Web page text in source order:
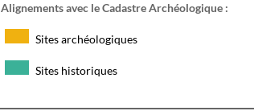
Alignements avec le Cadastre Archéologique :
Sites archéologiques
Sites historiques